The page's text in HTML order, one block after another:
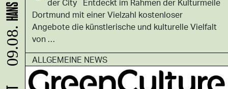
der City Entdeckt im Rahmen der Kulturmeile
Dortmund mit einer Vielzahl kostenloser
Angebote die künstlerische und kulturelle Vielfalt
von …
ALLGEMEINE NEWS
09.08.